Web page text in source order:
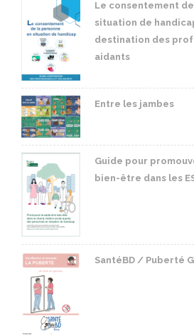
Le consentement
situation de
destination des
aidants
Entre les jambes
Guide pour
bien-être dans les
SantéBD / Puberté